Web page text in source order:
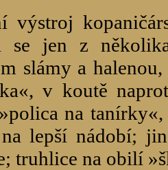
výstroj
se jen z
slámy a
v koutě
na tanírky«,
lepší nádobí;
truhlice na obilí